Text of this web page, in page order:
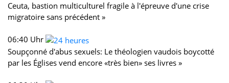
Ceuta, bastion multiculturel fragile à l'épreuve d'une crise
migratoire sans précédent »
06:40 Uhr
Soupçonné d'abus sexuels: Le théologien vaudois boycotté
par les Églises vend encore «très bien» ses livres »